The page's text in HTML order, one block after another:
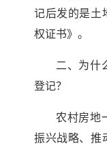
记后发的是土
权证书》。
二、为什
登记？
农村房地
振兴战略、推